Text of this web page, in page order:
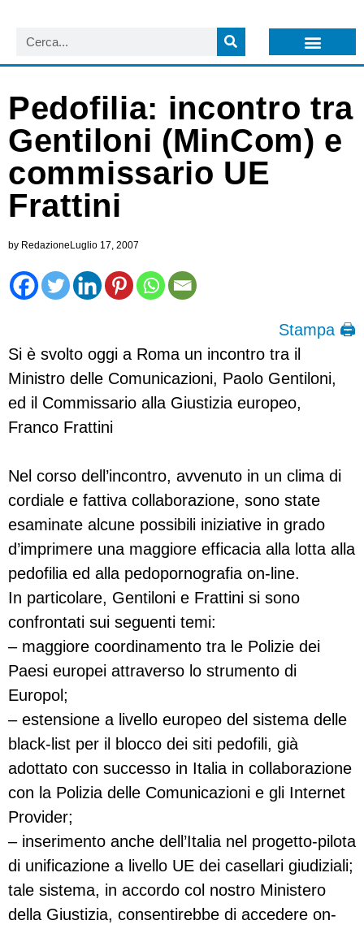
Pedofilia: incontro tra
Gentiloni (MinCom) e
commissario UE
Frattini
by Redazione Luglio 17, 2007
Stampa 🖨
Si è svolto oggi a Roma un incontro tra il
Ministro delle Comunicazioni, Paolo Gentiloni,
ed il Commissario alla Giustizia europeo,
Franco Frattini
Nel corso dell’incontro, avvenuto in un clima di
cordiale e fattiva collaborazione, sono state
esaminate alcune possibili iniziative in grado
d’imprimere una maggiore efficacia alla lotta alla
pedofilia ed alla pedopornografia on-line.
In particolare, Gentiloni e Frattini si sono
confrontati sui seguenti temi:
– maggiore coordinamento tra le Polizie dei
Paesi europei attraverso lo strumento di
Europol;
– estensione a livello europeo del sistema delle
black-list per il blocco dei siti pedofili, già
adottato con successo in Italia in collaborazione
con la Polizia delle Comunicazioni e gli Internet
Provider;
– inserimento anche dell’Italia nel progetto-pilota
di unificazione a livello UE dei casellari giudiziali;
tale sistema, in accordo col nostro Ministero
della Giustizia, consentirebbe di accedere on-